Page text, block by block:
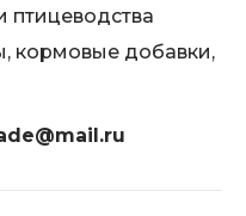
птицеводства
кормовые добавки,